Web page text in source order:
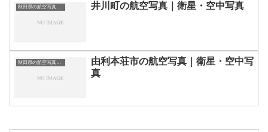
秋田県の航空写真・空中写真 井川町の航空写真｜衛星・空中写真
秋田県の航空写真・空中写真
由利本荘市の航空写真｜衛星・空中写
真